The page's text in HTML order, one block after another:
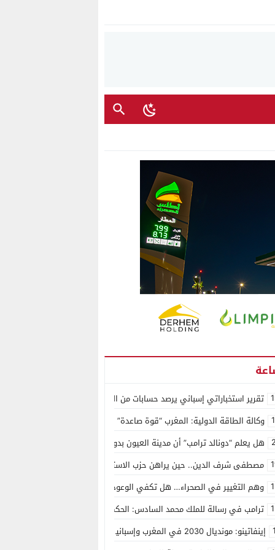
تقرير استخباراتي إسباني يرصد حسابات من الجزائر وأرقاما بـ”213+” ضمن حملة رقمية منظمة حرّضت على اقتحام سبتة
وكالة الطاقة الدولية: المغرب “قوة صاعدة” في سوق المعادن الاستراتيجية
هل يعلم “دونالد ترامب” أن مدينة العيون بدون ماء؟
مصطفى شرف الدين.. حين يراهن حزب الاستقلال على الكفاءة ويمنح الشباب
وهم التغيير في الصحراء… هل تكفي الوعود الفارغة لصناعة الواقع؟
ترامب في رسالة للملك محمد السادس: الحكم الذاتي هو الأساس الوحيد لحل
إينفاتينو: مونديال 2030 في المغرب وإسبانيا والبرتغال سيكون “الأجمل في التاريخ”